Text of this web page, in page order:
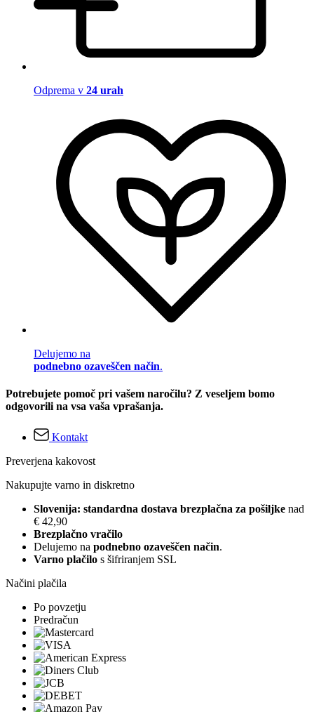
Odprema v 24 urah
Delujemo na
podnebno ozaveščen način.
Potrebujete pomoč pri vašem naročilu? Z veseljem bomo
odgovorili na vsa vaša vprašanja.
Kontakt
Preverjena kakovost
Nakupujte varno in diskretno
Slovenija: standardna dostava brezplačna za pošiljke nad
€ 42,90
Brezplačno vračilo
Delujemo na podnebno ozaveščen način.
Varno plačilo s šifriranjem SSL
Načini plačila
Po povzetju
Predračun